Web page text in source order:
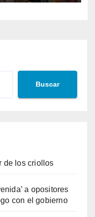
Buscar
de los criollos
a opositores
con el gobierno